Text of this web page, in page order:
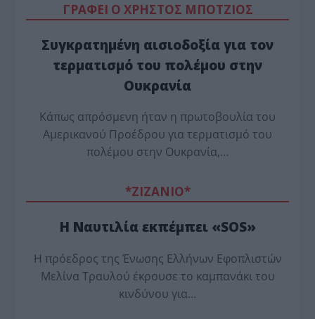
ΓΡΑΦΕΙ Ο ΧΡΗΣΤΟΣ ΜΠΟΤΖΙΟΣ
Συγκρατημένη αισιοδοξία για τον
τερματισμό του πολέμου στην
Ουκρανία
Κάπως απρόσμενη ήταν η πρωτοβουλία του
Αμερικανού Προέδρου για τερματισμό του
πολέμου στην Ουκρανία,…
*ZΙΖΑΝΙΟ*
Η Ναυτιλία εκπέμπει «SOS»
Η πρόεδρος της Ένωσης Ελλήνων Εφοπλιστών
Μελίνα Τραυλού έ­κρουσε το καμπανάκι του
κινδύνου για…